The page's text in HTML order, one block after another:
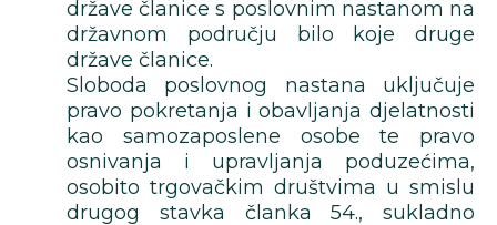
države članice s poslovnim nastanom na
državnom području bilo koje druge
države članice.
Sloboda poslovnog nastana uključuje
pravo pokretanja i obavljanja djelatnosti
kao samozaposlene osobe te pravo
osnivanja i upravljanja poduzećima,
osobito trgovačkim društvima u smislu
drugog stavka članka 54., sukladno